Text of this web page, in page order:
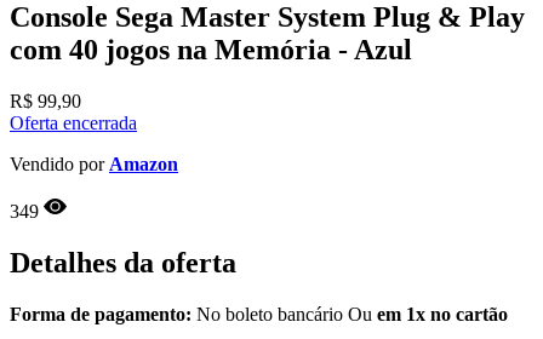
Console Sega Master System Plug & Play
com 40 jogos na Memória - Azul
R$ 99,90
Oferta encerrada
Vendido por Amazon
349
Detalhes da oferta
Forma de pagamento: No boleto bancário Ou em 1x no cartão